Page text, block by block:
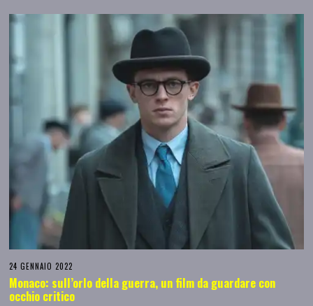
24 GENNAIO 2022
Monaco: sull’orlo della guerra, un film da guardare con
occhio critico